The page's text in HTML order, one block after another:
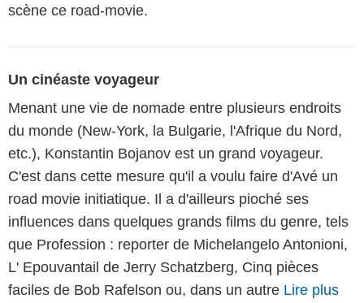
scène ce road-movie.
Un cinéaste voyageur
Menant une vie de nomade entre plusieurs endroits
du monde (New-York, la Bulgarie, l'Afrique du Nord,
etc.), Konstantin Bojanov est un grand voyageur.
C'est dans cette mesure qu'il a voulu faire d'Avé un
road movie initiatique. Il a d'ailleurs pioché ses
influences dans quelques grands films du genre, tels
que Profession : reporter de Michelangelo Antonioni,
L' Epouvantail de Jerry Schatzberg, Cinq pièces
faciles de Bob Rafelson ou, dans un autre Lire plus